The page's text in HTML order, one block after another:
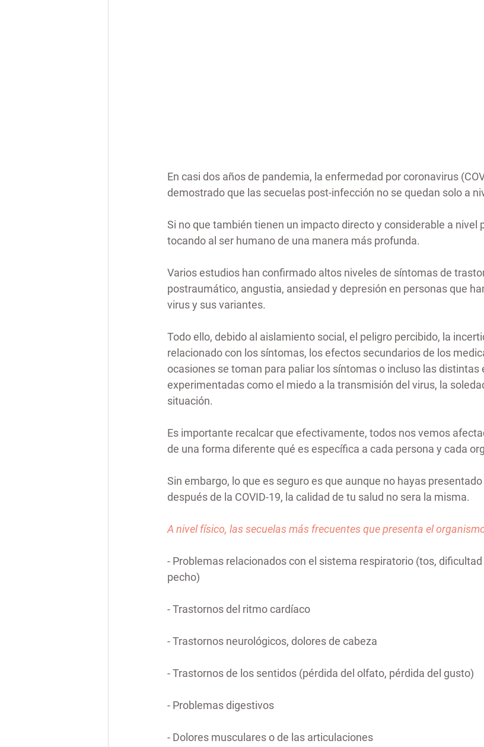
En casi dos años de pandemia, la enfermedad por coronavirus
demostrado que las secuelas post-infección no se quedan solo a
Si no que también tienen un impacto directo y considerable a nivel
tocando al ser humano de una manera más profunda.
Varios estudios han confirmado altos niveles de síntomas de
postraumático, angustia, ansiedad y depresión en personas que
virus y sus variantes.
Todo ello, debido al aislamiento social, el peligro percibido, la
relacionado con los síntomas, los efectos secundarios de los
ocasiones se toman para paliar los síntomas o incluso las
experimentadas como el miedo a la transmisión del virus, la
situación.
Es importante recalcar que efectivamente, todos nos vemos
de una forma diferente qué es específica a cada persona y cada
Sin embargo, lo que es seguro es que aunque no hayas
después de la COVID-19, la calidad de tu salud no sera la misma.
A nivel físico, las secuelas más frecuentes que presenta el
- Problemas relacionados con el sistema respiratorio (tos, dificultad
pecho)
- Trastornos del ritmo cardíaco
- Trastornos neurológicos, dolores de cabeza
- Trastornos de los sentidos (pérdida del olfato, pérdida del gusto)
- Problemas digestivos
- Dolores musculares o de las articulaciones